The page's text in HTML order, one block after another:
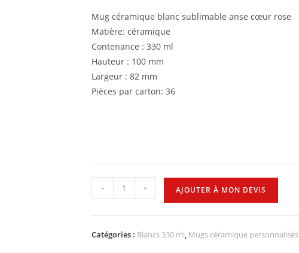
Mug céramique blanc sublimable anse cœur rose
Matière: céramique
Contenance : 330 ml
Hauteur : 100 mm
Largeur : 82 mm
Pièces par carton: 36
- + AJOUTER À MON DEVIS
Catégories : Blancs 330 ml, Mugs céramique personnalisés